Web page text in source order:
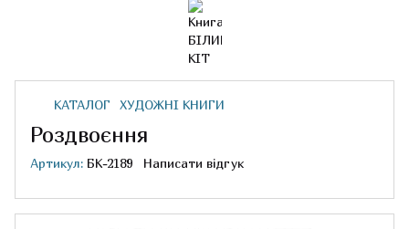
КАТАЛОГ ХУДОЖНІ КНИГИ
Роздвоєння
Артикул: БК-2189 Написати відгук